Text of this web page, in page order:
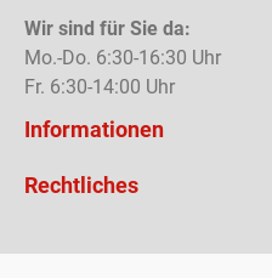
Wir sind für Sie da:
Mo.-Do. 6:30-16:30 Uhr
Fr. 6:30-14:00 Uhr
Informationen
Rechtliches